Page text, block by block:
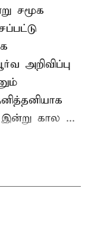
சமூக
அறிவிப்பு
கால ...